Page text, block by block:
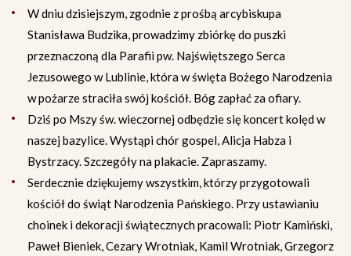
W dniu dzisiejszym, zgodnie z prośbą arcybiskupa
Stanisława Budzika, prowadzimy zbiórkę do puszki
przeznaczoną dla Parafii pw. Najświętszego Serca
Jezusowego w Lublinie, która w święta Bożego Narodzenia
w pożarze straciła swój kościół. Bóg zapłać za ofiary.
Dziś po Mszy św. wieczornej odbędzie się koncert kolęd w
naszej bazylice. Wystąpi chór gospel, Alicja Habza i
Bystrzacy. Szczegóły na plakacie. Zapraszamy.
Serdecznie dziękujemy wszystkim, którzy przygotowali
kościół do świąt Narodzenia Pańskiego. Przy ustawianiu
choinek i dekoracji świątecznych pracowali: Piotr Kamiński,
Paweł Bieniek, Cezary Wrotniak, Kamil Wrotniak, Grzegorz